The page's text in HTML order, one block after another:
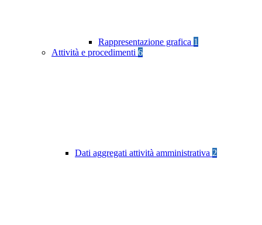
Rappresentazione grafica 1
Attività e procedimenti 6
Dati aggregati attività amministrativa 2